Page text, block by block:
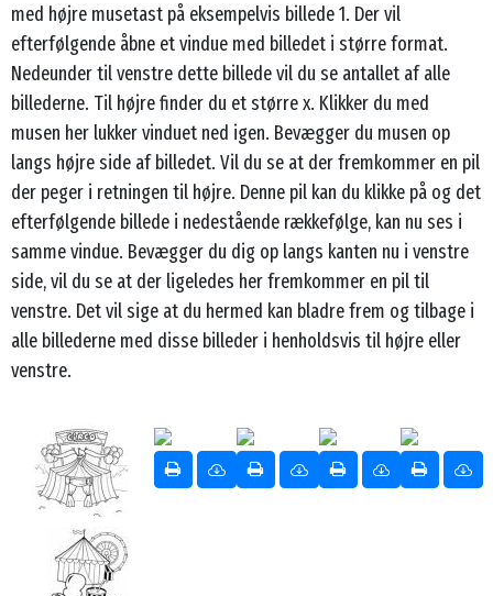
med højre musetast på eksempelvis billede 1. Der vil
efterfølgende åbne et vindue med billedet i større format.
Nedeunder til venstre dette billede vil du se antallet af alle
billederne. Til højre finder du et større x. Klikker du med
musen her lukker vinduet ned igen. Bevægger du musen op
langs højre side af billedet. Vil du se at der fremkommer en pil
der peger i retningen til højre. Denne pil kan du klikke på og det
efterfølgende billede i nedestående rækkefølge, kan nu ses i
samme vindue. Bevægger du dig op langs kanten nu i venstre
side, vil du se at der ligeledes her fremkommer en pil til
venstre. Det vil sige at du hermed kan bladre frem og tilbage i
alle billederne med disse billeder i henholdsvis til højre eller
venstre.